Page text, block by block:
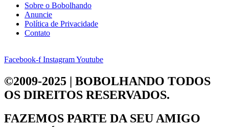
Sobre o Bobolhando
Anuncie
Política de Privacidade
Contato
Facebook-f InstagramYoutube
©2009-2025 | BOBOLHANDO TODOS
OS DIREITOS RESERVADOS.
FAZEMOS PARTE DA SEU AMIGO